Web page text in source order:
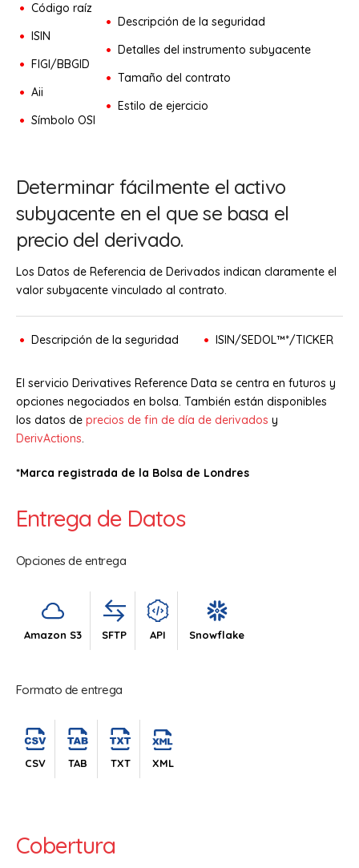
Código raíz
ISIN
FIGI/BBGID
Aii
Símbolo OSI
Descripción de la seguridad
Detalles del instrumento subyacente
Tamaño del contrato
Estilo de ejercicio
Determinar fácilmente el activo
subyacente en el que se basa el
precio del derivado.
Los Datos de Referencia de Derivados indican claramente el
valor subyacente vinculado al contrato.
Descripción de la seguridad ISIN/SEDOL™*/TICKER
El servicio Derivatives Reference Data se centra en futuros y
opciones negociados en bolsa. También están disponibles
los datos de precios de fin de día de derivados y
DerivActions.
*Marca registrada de la Bolsa de Londres
Entrega de Datos
Opciones de entrega
Amazon S3 SFTP API Snowflake
Formato de entrega
CSV TAB TXT XML
Cobertura